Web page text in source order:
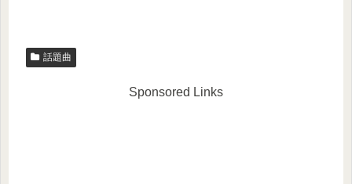
話題曲
Sponsored Links